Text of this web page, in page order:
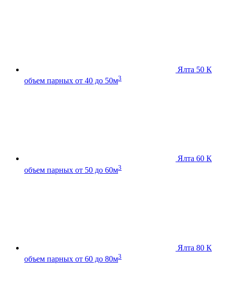
Ялта 50 К
объем парных от 40 до 50м3
Ялта 60 К
объем парных от 50 до 60м3
Ялта 80 К
объем парных от 60 до 80м3